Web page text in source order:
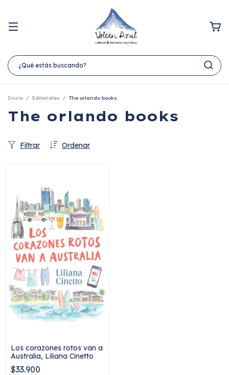
Inicio / Editoriales / The orlando books
The orlando books
Ordenar
Filtrar
Los corazones rotos van a
Australia, Liliana Cinetto
$33.900